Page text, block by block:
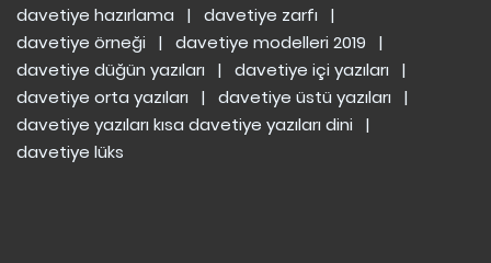
davetiye hazırlama | davetiye zarfı |
davetiye örneği | davetiye modelleri 2019 |
davetiye düğün yazıları | davetiye içi yazıları |
davetiye orta yazıları | davetiye üstü yazıları |
davetiye yazıları kısa davetiye yazıları dini |
davetiye lüks